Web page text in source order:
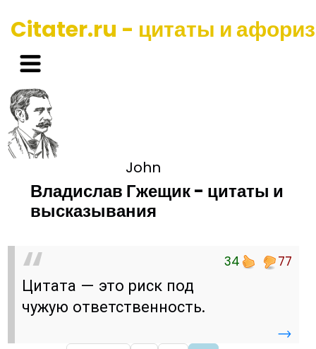
Citater.ru - цитаты и
John
Владислав Гжещик - цитаты и
высказывания
34 77
Цитата — это риск под
чужую ответственность.
→